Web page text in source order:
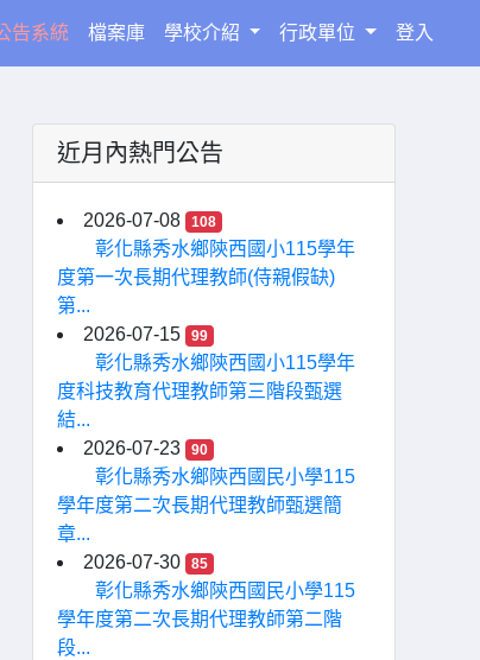
告系統 檔案庫 學校介紹 行政單位 登入
近月內熱門公告
2026-07-08 108
彰化縣秀水鄉陝西國小115學年
度第一次長期代理教師(侍親假缺)
第...
2026-07-15
99
彰化縣秀水鄉陝西國小115學年
度科技教育代理教師第三階段甄選
結...
2026-07-23
90
彰化縣秀水鄉陝西國民小學115
學年度第二次長期代理教師甄選簡
章...
2026-07-30
85
彰化縣秀水鄉陝西國民小學115
學年度第二次長期代理教師第二階
段...